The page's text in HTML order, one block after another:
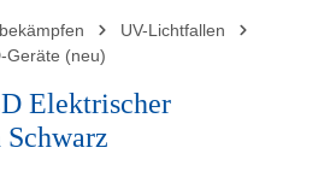
UV-Lichtfallen
Geräte (neu)
Elektrischer